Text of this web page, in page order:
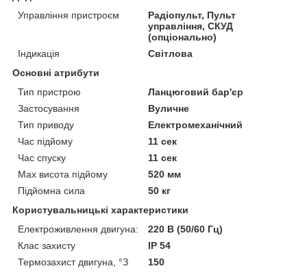
Управління пристроєм
Радіопульт, Пульт
управління, СКУД
(опціонально)
Індикація
Світлова
Основні атрибути
Тип пристрою
Ланцюговий бар'єр
Застосування
Вуличне
Тип приводу
Електромеханічний
Час підйому
11 сек
Час спуску
11 сек
Мах висота підйому
520 мм
Підйомна сила
50 кг
Користувальницькі характеристики
Електроживлення двигуна:
220 В (50/60 Гц)
Клас захисту
IP 54
Термозахист двигуна, °З
150